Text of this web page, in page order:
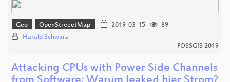
Geo OpenStreeetMap 2019-03-15
89
Harald Schwarz
FOSSGIS 2019
Attacking CPUs with Power Side Channels